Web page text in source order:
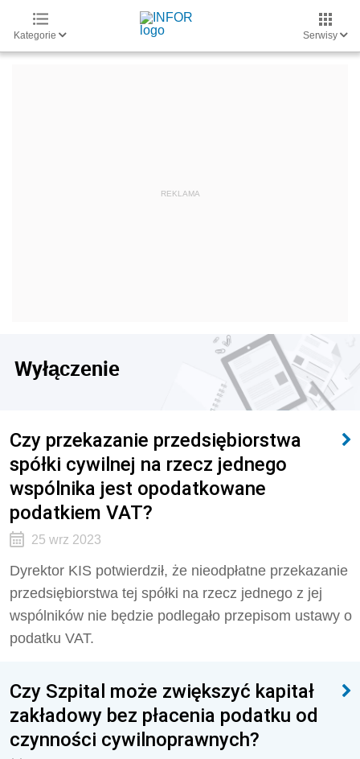
Kategorie Serwisy
Wyłączenie
Czy przekazanie przedsiębiorstwa
spółki cywilnej na rzecz jednego
wspólnika jest opodatkowane
podatkiem VAT?
25 wrz 2023
Dyrektor KIS potwierdził, że nieodpłatne przekazanie
przedsiębiorstwa tej spółki na rzecz jednego z jej
wspólników nie będzie podlegało przepisom ustawy o
podatku VAT.
Czy Szpital może zwiększyć kapitał
zakładowy bez płacenia podatku od
czynności cywilnoprawnych?